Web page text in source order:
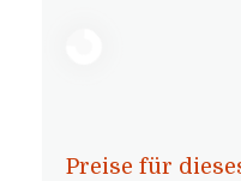
Preise für